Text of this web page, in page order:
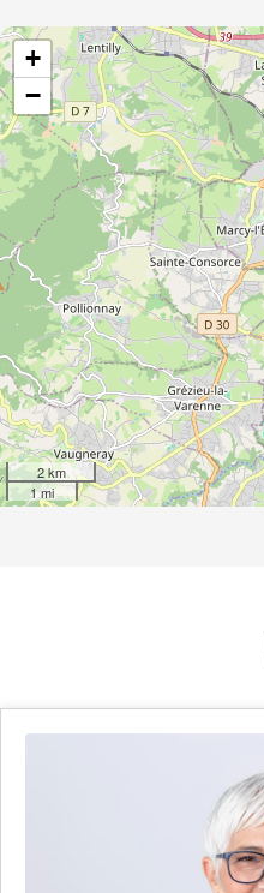
+
−
2 km
1 mi